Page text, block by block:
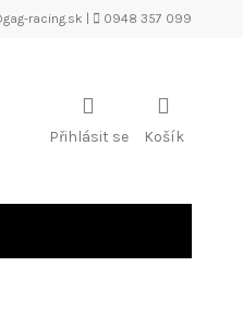
racing.sk 0948 357 099
Přihlásit se Košík